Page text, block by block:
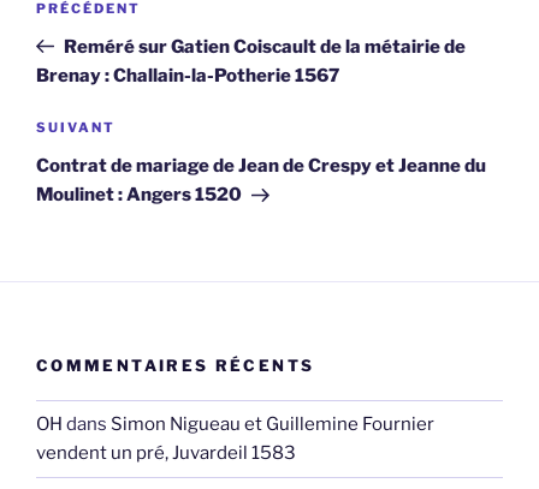
l’article
Article
précédent
PRÉCÉDENT
Reméré sur Gatien Coiscault de la métairie de
Brenay : Challain-la-Potherie 1567
Article
suivant
SUIVANT
Contrat de mariage de Jean de Crespy et Jeanne du
Moulinet : Angers 1520
COMMENTAIRES RÉCENTS
OH dans Simon Nigueau et Guillemine Fournier
vendent un pré, Juvardeil 1583